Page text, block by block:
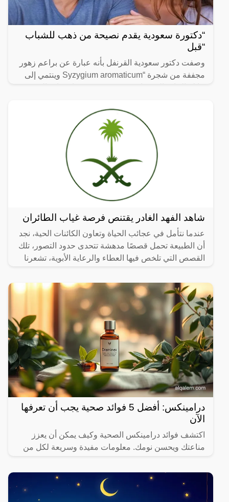
“دكتورة سعودية يقدم نصيحة من ذهب للشباب
“قبل
وصفت دكتور سعودية القرنفل بأنه عبارة عن براعم زهور
مجففة من شجرة “Syzygium aromaticum وينتمي إلى
شاهد الفهد الغادر يقتنص فرصة غياب الطائران
عندما نتأمل في عجائب الحياة وتعاون الكائنات الحية، نجد
أن الطبيعة تحمل قصصًا مدهشة تتحدى حدود التصور، تلك
القصص التي تلخص فيها العطاء والرعاية الأبوية، تشعرنا
درامينكس: أفضل 5 فوائد صحية يجب أن تعرفها
الآن
اكتشف فوائد درامينكس الصحية وكيف يمكن أن يعزز
مناعتك ويحسن نومك. معلومات مفيدة وسريعة لكل من